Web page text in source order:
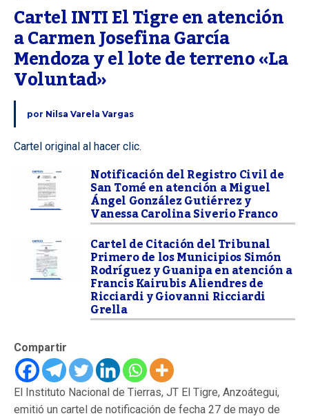
Cartel INTI El Tigre en atención
a Carmen Josefina García
Mendoza y el lote de terreno «La
Voluntad»
por Nilsa Varela Vargas
Cartel original al hacer clic.
Notificación del Registro Civil de
San Tomé en atención a Miguel
Ángel González Gutiérrez y
Vanessa Carolina Siverio Franco
Cartel de Citación del Tribunal
Primero de los Municipios Simón
Rodríguez y Guanipa en atención a
Francis Kairubis Aliendres de
Ricciardi y Giovanni Ricciardi
Grella
Compartir
El Instituto Nacional de Tierras, JT El Tigre, Anzoátegui,
emitió un cartel de notificación de fecha 27 de mayo de